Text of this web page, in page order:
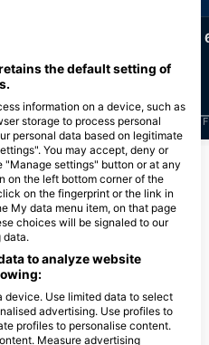
J F M A M J J A S O N D F
тварин
цей
WITH 新宿, WITH SHINJUKU
東京都新宿区新宿1-17-1, 160-0022
Shinjuku-ku Shinjuku 1-17-1-1F,
the default setting of
information on a device, such as
storage to process personal
personal data based on legitimate
You may accept, deny or
settings" button or at any
on the left bottom corner of the
on the fingerprint or the link in
My data menu item, on that page
choices will be signaled to our
data.
to analyze website
device. Use limited data to select
advertising. Use profiles to
profiles to personalise content.
Measure advertising